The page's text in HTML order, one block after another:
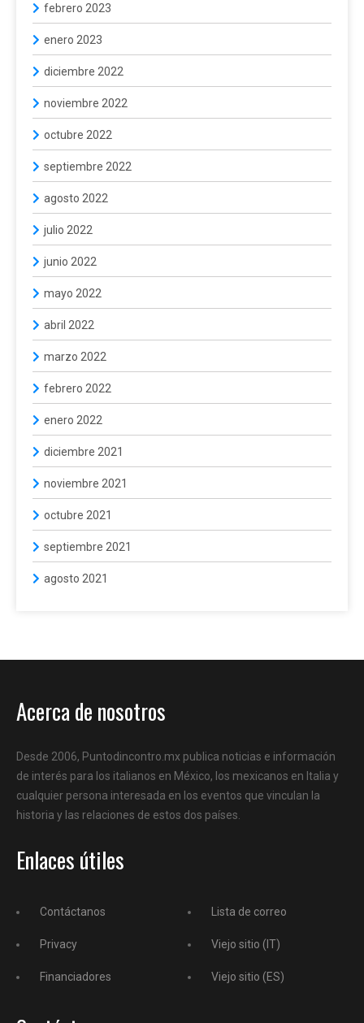
febrero 2023
enero 2023
diciembre 2022
noviembre 2022
octubre 2022
septiembre 2022
agosto 2022
julio 2022
junio 2022
mayo 2022
abril 2022
marzo 2022
febrero 2022
enero 2022
diciembre 2021
noviembre 2021
octubre 2021
septiembre 2021
agosto 2021
Acerca de nosotros
Desde 2006, Puntodincontro.mx publica noticias e información
de interés para los italianos en México, los mexicanos en Italia y
cualquier persona interesada en los eventos que vinculan la
historia y las relaciones de estos dos países.
Enlaces útiles
Contáctanos
Privacy
Financiadores
Lista de correo
Viejo sitio (IT)
Viejo sitio (ES)